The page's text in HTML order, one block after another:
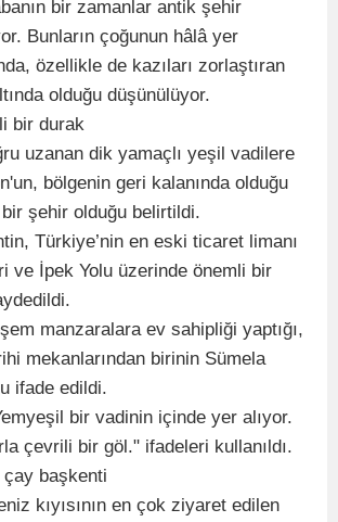
bir zamanlar antik şehir
Bunların çoğunun hâlâ yer
özellikle de kazıları zorlaştıran
olduğu düşünülüyor.
bir durak
uzanan dik yamaçlı yeşil vadilere
bölgenin geri kalanında olduğu
şehir olduğu belirtildi.
Türkiye’nin en eski ticaret limanı
ve İpek Yolu üzerinde önemli bir
manzaralara ev sahipliği yaptığı,
mekanlarından birinin Sümela
ifade edildi.
bir vadinin içinde yer alıyor.
çevrili bir göl." ifadeleri kullanıldı.
çay başkenti
kıyısının en çok ziyaret edilen